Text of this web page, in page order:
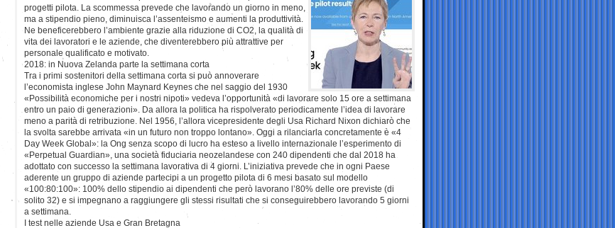
progetti pilota. La scommessa prevede che lavorando un giorno in meno,
ma a stipendio pieno, diminuisca l’assenteismo e aumenti la produttività.
Ne beneficerebbero l’ambiente grazie alla riduzione di CO2, la qualità di
vita dei lavoratori e le aziende, che diventerebbero più attrattive per
personale qualificato e motivato.
2018: in Nuova Zelanda parte la settimana corta
Tra i primi sostenitori della settimana corta si può annoverare
l’economista inglese John Maynard Keynes che nel saggio del 1930
«Possibilità economiche per i nostri nipoti» vedeva l’opportunità «di lavorare solo 15 ore a settimana
entro un paio di generazioni». Da allora la politica ha rispolverato periodicamente l’idea di lavorare
meno a parità di retribuzione. Nel 1956, l’allora vicepresidente degli Usa Richard Nixon dichiarò che
la svolta sarebbe arrivata «in un futuro non troppo lontano». Oggi a rilanciarla concretamente è «4
Day Week Global»: la Ong senza scopo di lucro ha esteso a livello internazionale l’esperimento di
«Perpetual Guardian», una società fiduciaria neozelandese con 240 dipendenti che dal 2018 ha
adottato con successo la settimana lavorativa di 4 giorni. L’iniziativa prevede che in ogni Paese
aderente un gruppo di aziende partecipi a un progetto pilota di 6 mesi basato sul modello
«100:80:100»: 100% dello stipendio ai dipendenti che però lavorano l’80% delle ore previste (di
solito 32) e si impegnano a raggiungere gli stessi risultati che si conseguirebbero lavorando 5 giorni
a settimana.
I test nelle aziende Usa e Gran Bretagna